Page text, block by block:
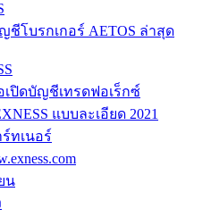
ชีโบรกเกอร์ AETOS ล่าสุด
ปิดบัญชีเทรดฟอเร็กซ์
แบบละเอียด 2021
ทเนอร์
น